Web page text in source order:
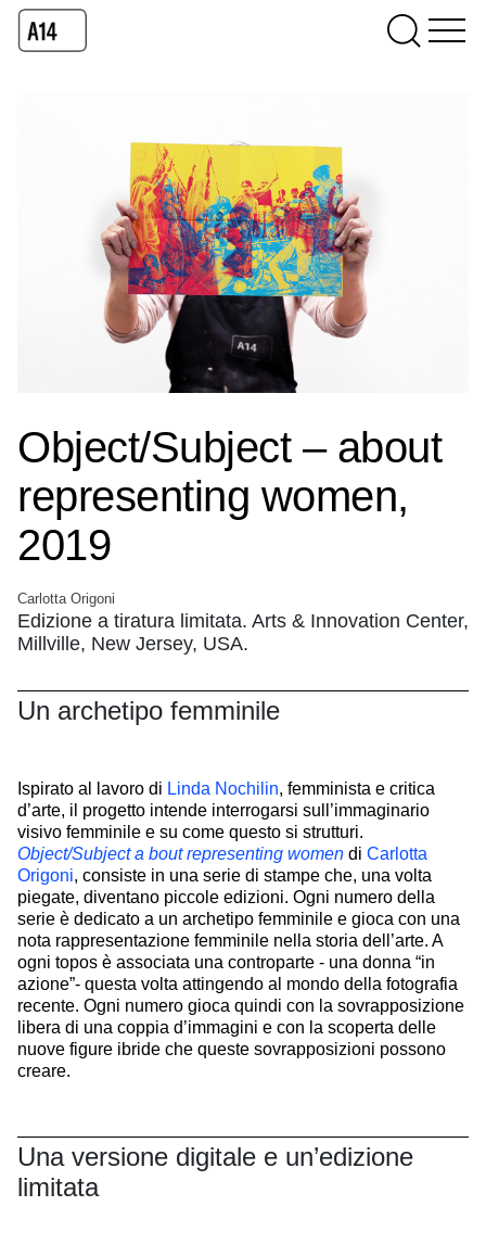
Object/Subject – about
representing women,
2019
Carlotta Origoni
Edizione a tiratura limitata. Arts & Innovation Center,
Millville, New Jersey, USA.
Un archetipo femminile
Ispirato al lavoro di Linda Nochilin, femminista e critica
d’arte, il progetto intende interrogarsi sull’immaginario
visivo femminile e su come questo si strutturi.
Object/Subject a bout representing women di Carlotta
Origoni, consiste in una serie di stampe che, una volta
piegate, diventano piccole edizioni. Ogni numero della
serie è dedicato a un archetipo femminile e gioca con una
nota rappresentazione femminile nella storia dell’arte. A
ogni topos è associata una controparte - una donna “in
azione”- questa volta attingendo al mondo della fotografia
recente. Ogni numero gioca quindi con la sovrapposizione
libera di una coppia d’immagini e con la scoperta delle
nuove figure ibride che queste sovrapposizioni possono
creare.
Una versione digitale e un’edizione
limitata